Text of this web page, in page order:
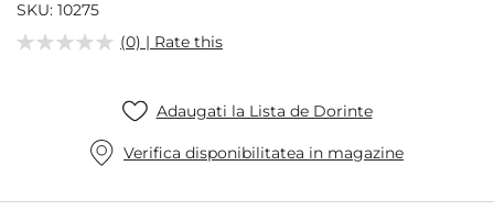
of
the
images
SKU 10275
(0) | Rate this
Adaugati la Lista de Dorinte
Verifica disponibilitatea in magazine